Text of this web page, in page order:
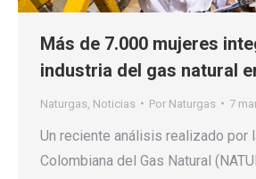
Más de 7.000 mujeres
industria del gas natural
Naturgas Noticias Por Naturgas 7
Un reciente análisis realizado por
Colombiana del Gas Natural